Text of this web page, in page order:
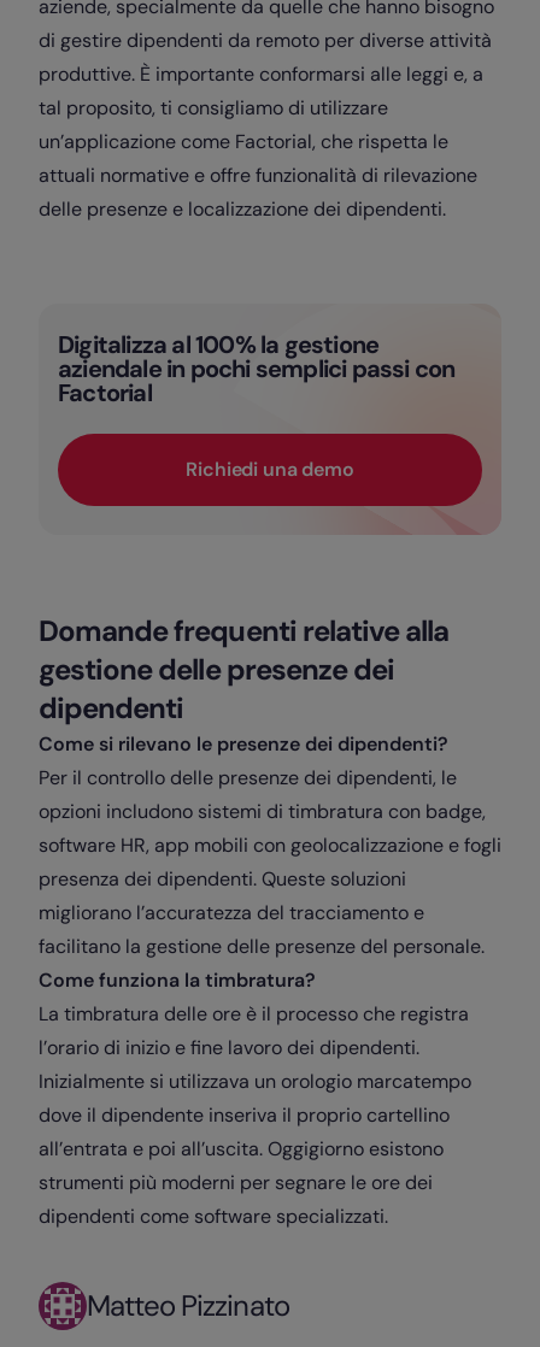
aziende, specialmente da quelle che hanno bisogno
di gestire dipendenti da remoto per diverse attività
produttive. È importante conformarsi alle leggi e, a
tal proposito, ti consigliamo di utilizzare
un’applicazione come Factorial, che rispetta le
attuali normative e offre funzionalità di rilevazione
delle presenze e localizzazione dei dipendenti.
Digitalizza al 100% la gestione
aziendale in pochi semplici passi con
Factorial
Richiedi una demo
Domande frequenti relative alla
gestione delle presenze dei
dipendenti
Come si rilevano le presenze dei dipendenti?
Per il controllo delle presenze dei dipendenti, le
opzioni includono sistemi di timbratura con badge,
software HR, app mobili con geolocalizzazione e fogli
presenza dei dipendenti. Queste soluzioni
migliorano l’accuratezza del tracciamento e
facilitano la gestione delle presenze del personale.
Come funziona la timbratura?
La timbratura delle ore è il processo che registra
l’orario di inizio e fine lavoro dei dipendenti.
Inizialmente si utilizzava un orologio marcatempo
dove il dipendente inseriva il proprio cartellino
all’entrata e poi all’uscita. Oggigiorno esistono
strumenti più moderni per segnare le ore dei
dipendenti come software specializzati.
Matteo Pizzinato